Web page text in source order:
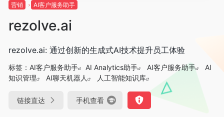
营销 AI客户服务助手
rezolve.ai
rezolve.ai: 通过创新的生成式AI技术提升员工体验
标签： AI客户服务助手 AI Analytics助手 AI客户服务助手
AI
知识管理
AI聊天机器人 人工智能知识库
链接直达 手机查看